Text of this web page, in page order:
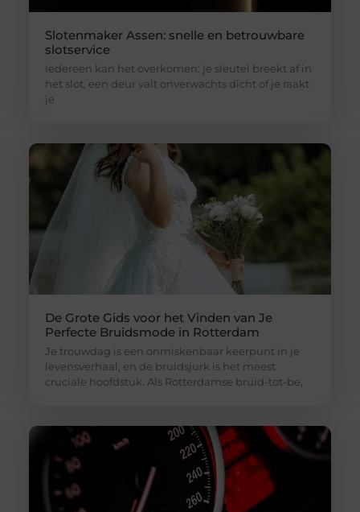
Slotenmaker Assen: snelle en betrouwbare
slotservice
Iedereen kan het overkomen: je sleutel breekt af in
het slot, een deur valt onverwachts dicht of je raakt
je
De Grote Gids voor het Vinden van Je
Perfecte Bruidsmode in Rotterdam
Je trouwdag is een onmiskenbaar keerpunt in je
levensverhaal, en de bruidsjurk is het meest
cruciale hoofdstuk. Als Rotterdamse bruid-tot-be,